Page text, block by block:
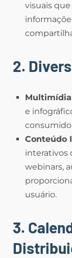
visuais
2.
e
Conteúdo
interativos
webinars,
usuário.
3.